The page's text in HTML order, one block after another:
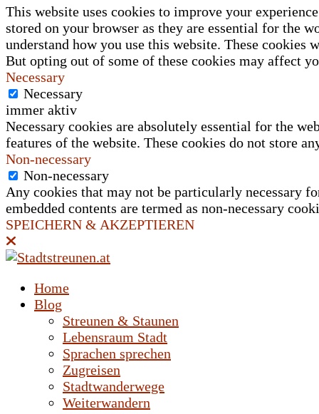
This website uses cookies to improve your
stored on your browser as they are essential for the
understand how you use this website. These
But opting out of some of these cookies may affect
Necessary
Necessary
immer aktiv
Necessary cookies are absolutely essential for the
features of the website. These cookies do not store
Non-necessary
Non-necessary
Any cookies that may not be particularly necessary
embedded contents are termed as non-necessary
SPEICHERN & AKZEPTIEREN
Home
Blog
Streunen & Staunen
Lebensraum Stadt
Sprachen sprechen
Zugreisen
Stadtwanderwege
Weiterwandern